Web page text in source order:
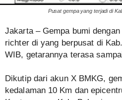
Pusat gempa yang terjadi di
‎Jakarta – Gempa bumi
richter di yang berpusat di
WIB, getarannya terasa
‎Dikutip dari akun X BMKG,
kedalaman 10 Km dan